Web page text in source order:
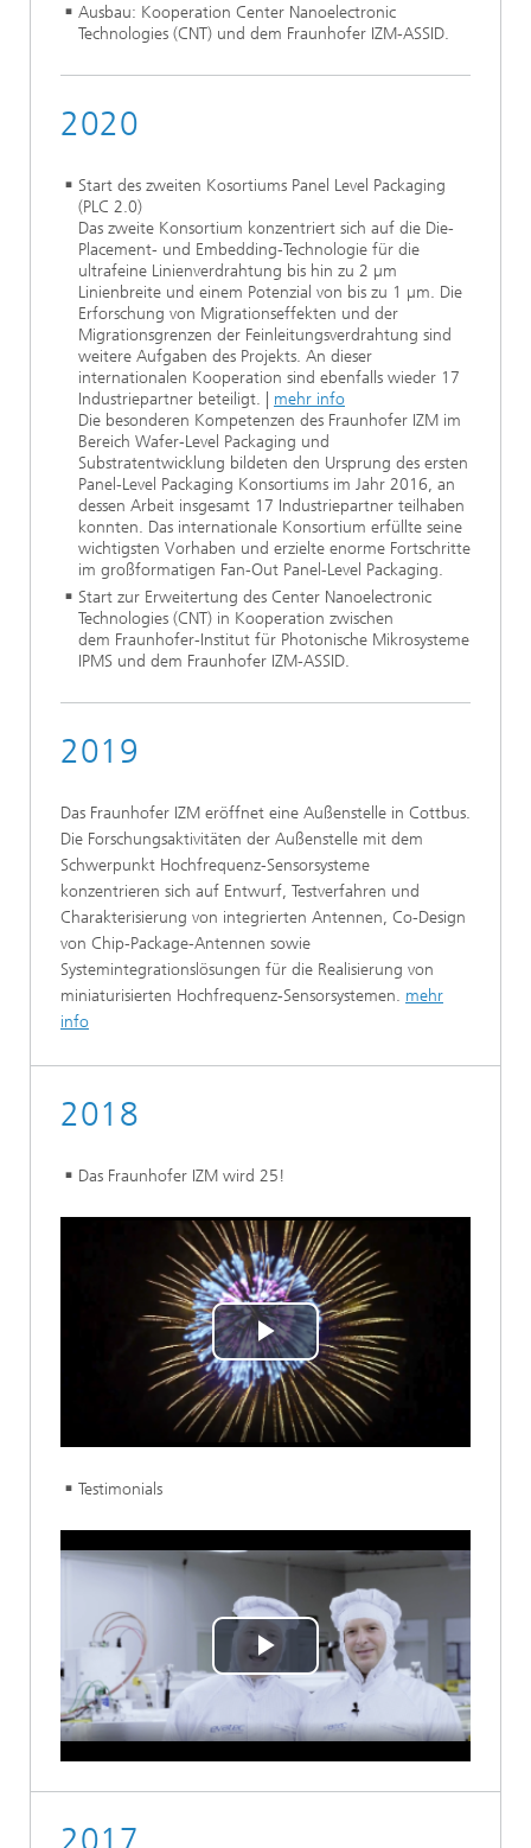
Ausbau: Kooperation Center Nanoelectronic
Technologies (CNT) und dem Fraunhofer IZM-ASSID.
2020
Start des zweiten Kosortiums Panel Level Packaging
(PLC 2.0)
Das zweite Konsortium konzentriert sich auf die Die-
Placement- und Embedding-Technologie für die
ultrafeine Linienverdrahtung bis hin zu 2 µm
Linienbreite und einem Potenzial von bis zu 1 µm. Die
Erforschung von Migrationseffekten und der
Migrationsgrenzen der Feinleitungsverdrahtung sind
weitere Aufgaben des Projekts. An dieser
internationalen Kooperation sind ebenfalls wieder 17
Industriepartner beteiligt. | mehr info
Die besonderen Kompetenzen des Fraunhofer IZM im
Bereich Wafer-Level Packaging und
Substratentwicklung bildeten den Ursprung des ersten
Panel-Level Packaging Konsortiums im Jahr 2016, an
dessen Arbeit insgesamt 17 Industriepartner teilhaben
konnten. Das internationale Konsortium erfüllte seine
wichtigsten Vorhaben und erzielte enorme Fortschritte
im großformatigen Fan-Out Panel-Level Packaging.
Start zur Erweitertung des Center Nanoelectronic
Technologies (CNT) in Kooperation zwischen
dem Fraunhofer-Institut für Photonische Mikrosysteme
IPMS und dem Fraunhofer IZM-ASSID.
2019
Das Fraunhofer IZM eröffnet eine Außenstelle in Cottbus.
Die Forschungsaktivitäten der Außenstelle mit dem
Schwerpunkt Hochfrequenz-Sensorsysteme
konzentrieren sich auf Entwurf, Testverfahren und
Charakterisierung von integrierten Antennen, Co-Design
von Chip-Package-Antennen sowie
Systemintegrationslösungen für die Realisierung von
miniaturisierten Hochfrequenz-Sensorsystemen. mehr
info
2018
Das Fraunhofer IZM wird 25!
Play
Video
Testimonials
Play
Video
2017